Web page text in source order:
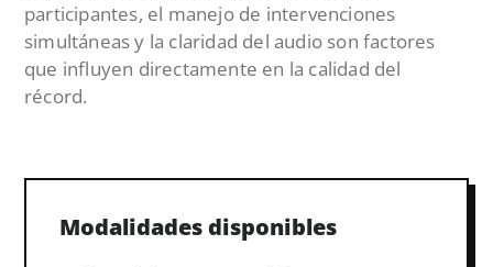
participantes, el manejo de intervenciones
simultáneas y la claridad del audio son factores
que influyen directamente en la calidad del
récord.
Modalidades disponibles